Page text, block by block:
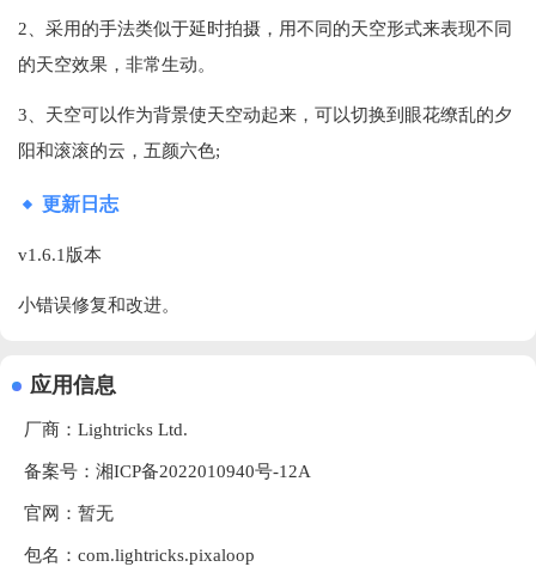
2、采用的手法类似于延时拍摄，用不同的天空形式来表现不同
的天空效果，非常生动。
3、天空可以作为背景使天空动起来，可以切换到眼花缭乱的夕
阳和滚滚的云，五颜六色;
更新日志
v1.6.1版本
小错误修复和改进。
应用信息
厂商： Lightricks Ltd.
备案号：湘ICP备2022010940号-12A
官网：暂无
包名：com.lightricks.pixaloop